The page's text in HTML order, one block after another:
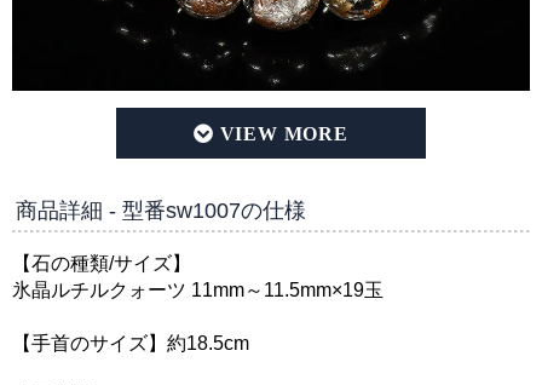
【リクエスト品】氷晶ルチルクォーツ 11mm～
商品詳細 - 型番sw1007の仕様
【石の種類/サイズ】
氷晶ルチルクォーツ 11mm～11.5mm×19玉
【手首のサイズ】約18.5cm